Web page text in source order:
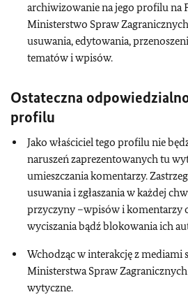
archiwizowanie na jego profilu na
Ministerstwo Spraw
usuwania, edytowania,
tematów i wpisów.
Ostateczna
profilu
Jako właściciel tego profilu nie
naruszeń zaprezentowanych tu
umieszczania komentarzy.
usuwania i zgłaszania w każdej
przyczyny –wpisów i komentarzy
wyciszania bądź blokowania ich
Wchodząc w interakcję z mediami
Ministerstwa Spraw
wytyczne.